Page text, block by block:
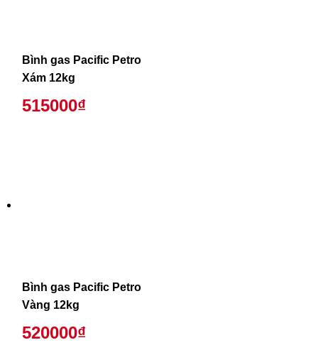
Bình gas Pacific Petro
Xám 12kg
515000₫
Bình gas Pacific Petro
Vàng 12kg
520000₫